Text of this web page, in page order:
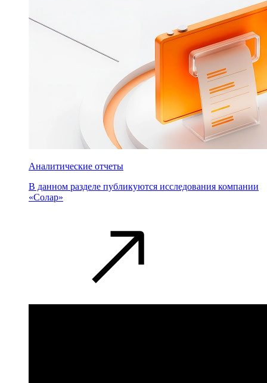
Аналитические отчеты
В данном разделе публикуются исследования компании
«Солар»